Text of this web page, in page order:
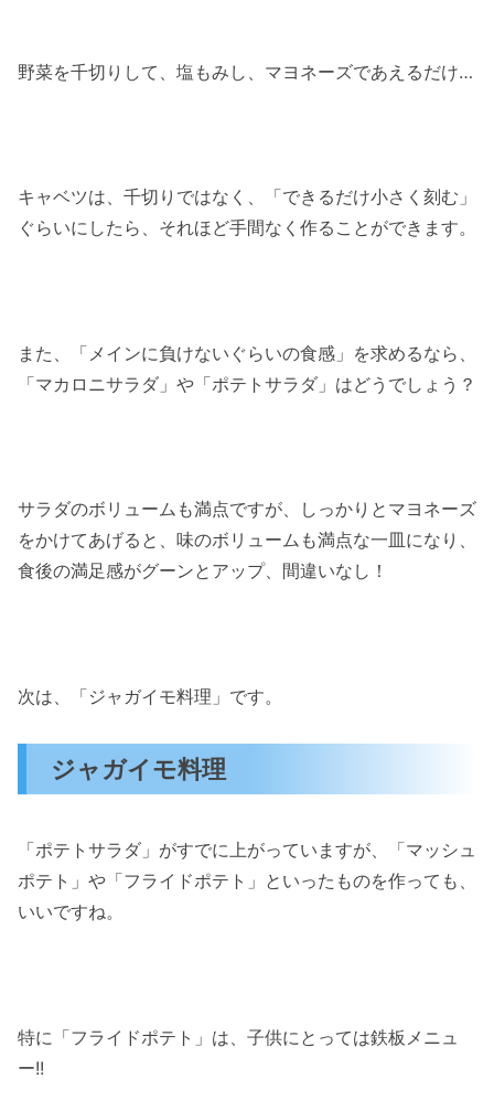
野菜を千切りして、塩もみし、マヨネーズであえるだけ…
キャベツは、千切りではなく、「できるだけ小さく刻む」
ぐらいにしたら、それほど手間なく作ることができます。
また、「メインに負けないぐらいの食感」を求めるなら、
「マカロニサラダ」や「ポテトサラダ」はどうでしょう？
サラダのボリュームも満点ですが、しっかりとマヨネーズ
をかけてあげると、味のボリュームも満点な一皿になり、
食後の満足感がグーンとアップ、間違いなし！
次は、「ジャガイモ料理」です。
ジャガイモ料理
「ポテトサラダ」がすでに上がっていますが、「マッシュ
ポテト」や「フライドポテト」といったものを作っても、
いいですね。
特に「フライドポテト」は、子供にとっては鉄板メニュ
ー!!